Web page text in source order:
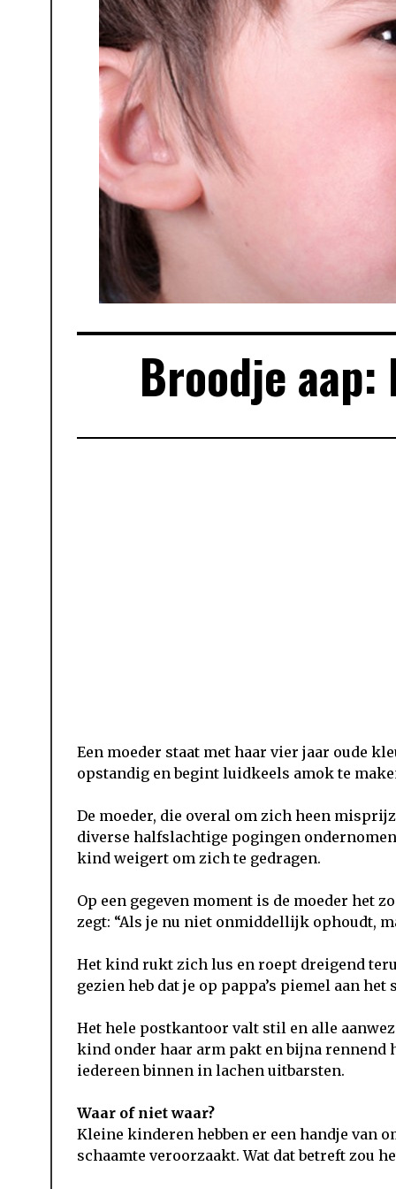
Broodje
Een moeder staat met haar vier jaar oude
opstandig en begint luidkeels amok te
De moeder, die overal om zich heen
diverse halfslachtige pogingen
kind weigert om zich te gedragen.
Op een gegeven moment is de moeder het
zegt: “Als je nu niet onmiddellijk ophoudt,
Het kind rukt zich lus en roept dreigend
gezien heb dat je op pappa’s piemel aan het
Het hele postkantoor valt stil en alle
kind onder haar arm pakt en bijna rennend
iedereen binnen in lachen uitbarsten.
Waar of niet waar?
Kleine kinderen hebben er een handje van
schaamte veroorzaakt. Wat dat betreft zou